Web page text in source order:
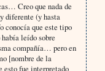
Creo que nada de
diferente (y hasta
conocía que este tipo
leído sobre
compañía… pero en
[nombre de la
esto fue interpretado